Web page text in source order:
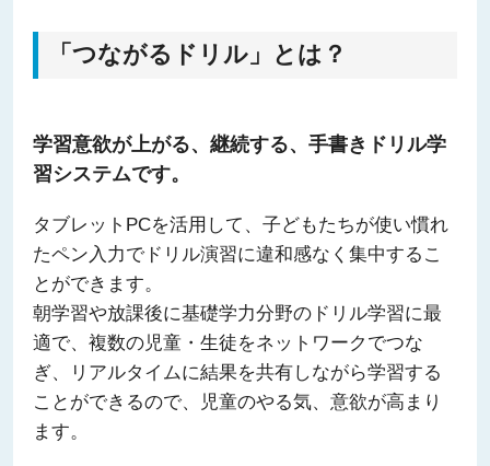
「つながるドリル」とは？
学習意欲が上がる、継続する、手書きドリル学
習システムです。
タブレットPCを活用して、子どもたちが使い慣れ
たペン入力でドリル演習に違和感なく集中するこ
とができます。
朝学習や放課後に基礎学力分野のドリル学習に最
適で、複数の児童・生徒をネットワークでつな
ぎ、リアルタイムに結果を共有しながら学習する
ことができるので、児童のやる気、意欲が高まり
ます。